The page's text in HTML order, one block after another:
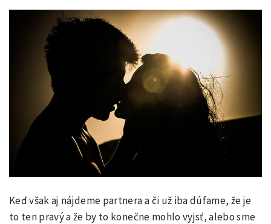
Keď však aj nájdeme partnera a či už iba dúfame, že je
to ten pravý a že by to konečne mohlo vyjsť, alebo sme